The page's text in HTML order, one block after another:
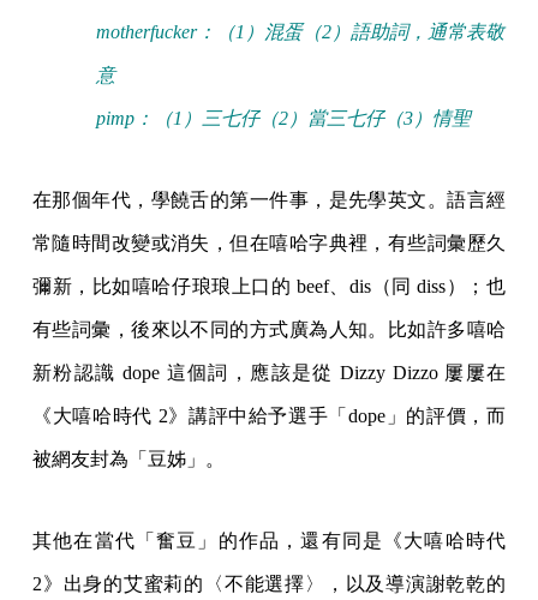
motherfucker：（1）混蛋（2）語助詞，通常表敬
意
pimp：（1）三七仔（2）當三七仔（3）情聖
在那個年代，學饒舌的第一件事，是先學英文。語言經
常隨時間改變或消失，但在嘻哈字典裡，有些詞彙歷久
彌新，比如嘻哈仔琅琅上口的 beef、dis（同 diss）；也
有些詞彙，後來以不同的方式廣為人知。比如許多嘻哈
新粉認識 dope 這個詞，應該是從 Dizzy Dizzo 屢屢在
《大嘻哈時代 2》講評中給予選手「dope」的評價，而
被網友封為「豆姊」。
其他在當代「奮豆」的作品，還有同是《大嘻哈時代
2》出身的艾蜜莉的〈不能選擇〉，以及導演謝乾乾的